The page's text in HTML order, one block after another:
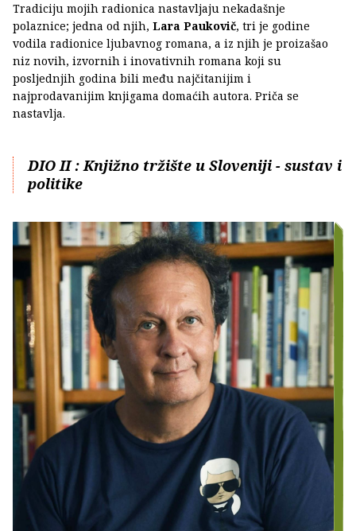
Tradiciju mojih radionica nastavljaju nekadašnje
polaznice; jedna od njih, Lara Paukovič, tri je godine
vodila radionice ljubavnog romana, a iz njih je proizašao
niz novih, izvornih i inovativnih romana koji su
posljednjih godina bili među najčitanijim i
najprodavanijim knjigama domaćih autora. Priča se
nastavlja.
DIO II : Knjižno tržište u Sloveniji - sustav i
politike